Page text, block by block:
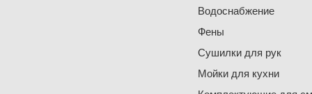
Водоснабжение
Фены
Сушилки для рук
Мойки для кухни